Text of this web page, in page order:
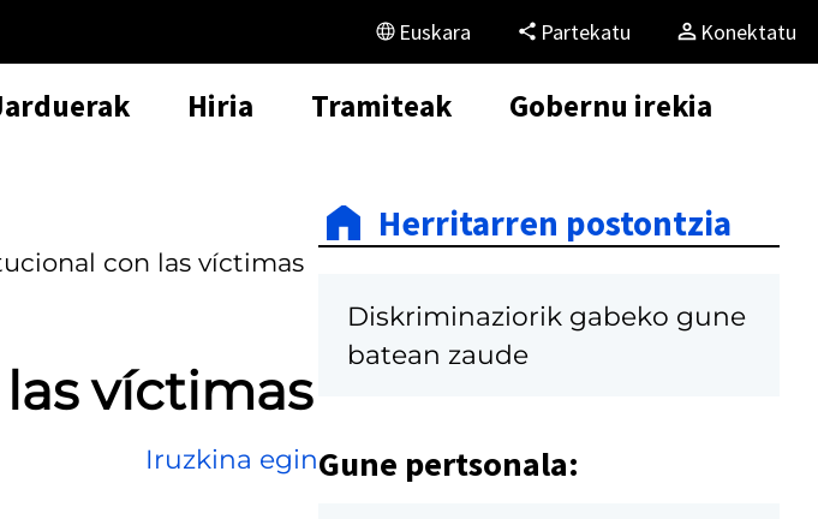
Euskara Partekatu Konektatu
Hiria Tramiteak Gobernu irekia
con las víctimas
víctimas
Iruzkina egin
Herritarren postontzia
Diskriminaziorik gabeko gune
batean zaude
Gune pertsonala: